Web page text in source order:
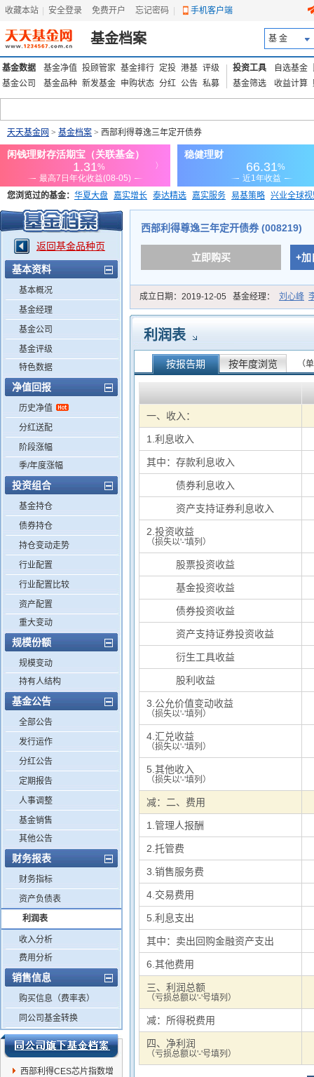
收藏本站 安全登录 免费开户 忘记密码 手机客户端
基金档案 基 金
基金数据 基金净值 投顾管家 基金排行 定投 港基 评级
基金公司
基金品种 新发基金 申购状态 分红 公告 私募
投资工具 自选基金
基金筛选
收益计算
天天基金网 > 基金档案 > 西部利得尊逸三年定开债券
您浏览过的基金： 华夏大盘 嘉实增长 泰达精选 嘉实服务 易基策略 兴业全球
添富优势 华安宏利 上证180价值ETF
返回基金品种页
基本资料
基本概况
基金经理
基金公司
基金评级
特色数据
净值回报
历史净值
分红送配
阶段涨幅
季/年度涨幅
投资组合
基金持仓
债券持仓
持仓变动走势
行业配置
行业配置比较
资产配置
重大变动
规模份额
规模变动
持有人结构
基金公告
全部公告
发行运作
分红公告
定期报告
人事调整
基金销售
其他公告
财务报表
财务指标
资产负债表
利润表
收入分析
费用分析
销售信息
购买信息（费率表）
同公司基金转换
西部利得CES芯片指数增
西部利得尊逸三年定开债券 (008219)
立即购买 +加
成立日期： 2019-12-05 基金经理： 刘心峰
利润表
按报告期 按年度浏览 （
一、收入：
1.利息收入
其中：存款利息收入
债券利息收入
资产支持证券利息收入
2.投资收益
（损失以'-'填列）
股票投资收益
基金投资收益
债券投资收益
资产支持证券投资收益
衍生工具收益
股利收益
3.公允价值变动收益
（损失以'-'填列）
4.汇兑收益
（损失以'-'填列）
5.其他收入
（损失以'-'填列）
减：二、费用
1.管理人报酬
2.托管费
3.销售服务费
4.交易费用
5.利息支出
其中：卖出回购金融资产支出
6.其他费用
三、利润总额
（亏损总额以'-'号填列）
减：所得税费用
四、净利润
（亏损总额以'-'号填列）